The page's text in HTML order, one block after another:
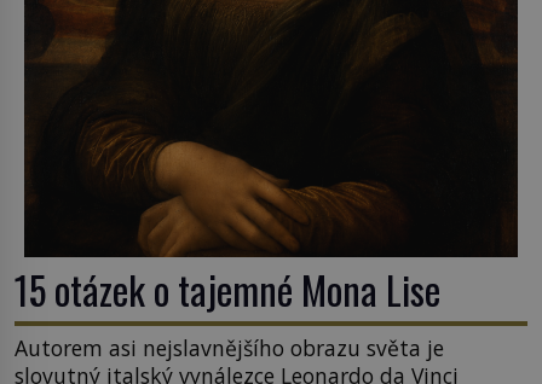
15 otázek o tajemné Mona Lise
Autorem asi nejslavnějšího obrazu světa je
slovutný italský vynálezce Leonardo da Vinci